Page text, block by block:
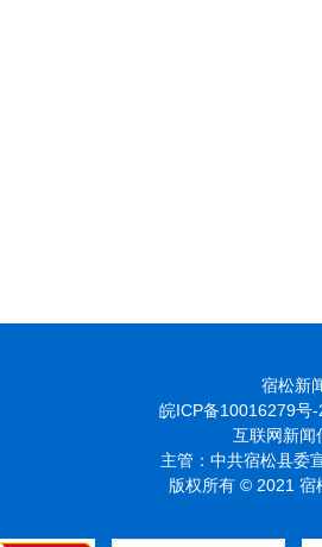
宿松新
皖ICP备10016279号-
互联网新闻
主管：中共宿松县委
版权所有 © 2021 宿